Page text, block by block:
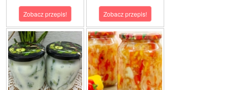
Zobacz przepis! Zobacz przepis!